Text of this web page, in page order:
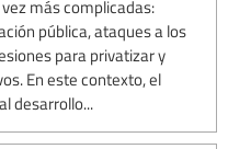
más complicadas:
pública, ataques a los
para privatizar y
En este contexto, el
desarrollo...